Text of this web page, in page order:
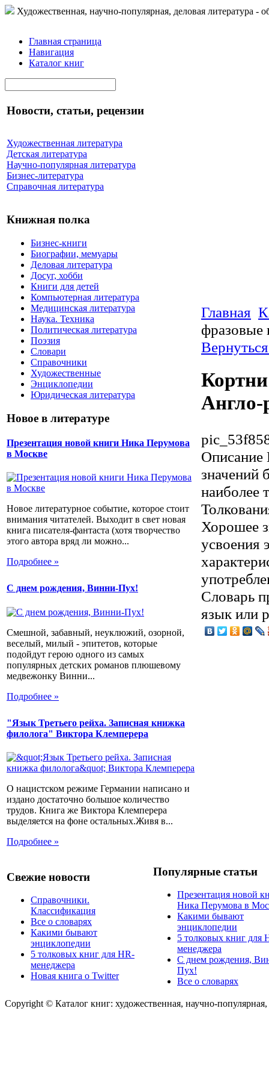
Художественная, научно-популярная, деловая литература -
Главная страница
Навигация
Каталог книг
Новости, статьи, рецензии
Художественная литература
Детская литература
Научно-популярная литература
Бизнес-литература
Справочная литература
Книжная полка
Бизнес-книги
Биографии, мемуары
Деловая литература
Досуг, хобби
Книги для детей
Компьютерная литература
Медицинская литература
Наука. Техника
Политическая литература
Поэзия
Словари
Справочники
Художественные
Энциклопедии
Юридическая литература
Новое в литературе
Презентация новой книги Ника Перумова
в Москве
Новое литературное событие, которое стоит
внимания читателей. Выходит в свет новая
книга писателя-фантаста (хотя творчество
этого автора вряд ли можно...
Подробнее »
С днем рождения, Винни-Пух!
Смешной, забавный, неуклюжий, озорной,
веселый, милый - эпитетов, которые
подойдут герою одного из самых
популярных детских романов плюшевому
медвежонку Винни...
Подробнее »
"Язык Третьего рейха. Записная книжка
филолога" Виктора Клемперера
О нацистском режиме Германии написано и
издано достаточно большое количество
трудов. Книга же Виктора Клемперера
выделяется на фоне остальных.Живя в...
Подробнее »
Главная
фразовые
Англо-
Описание
значений
наиболее
Хорошее
усвоения
Словарь
язык или
Свежие новости
Справочники.
Классификация
Все о словарях
Какими бывают
энциклопедии
5 толковых книг для HR-
менеджера
Новая книга о Twitter
Популярные статьи
Презентация новой
Ника Перумова в
Какими бывают
энциклопедии
5 толковых книг для
менеджера
С днем рождения,
Пух!
Все о словарях
Copyright © Каталог книг: художественная, научно-